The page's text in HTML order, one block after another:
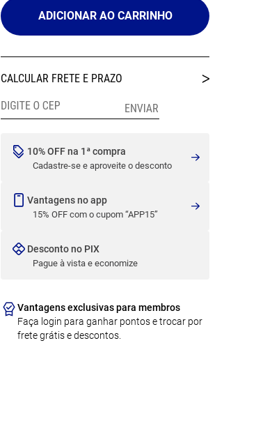
ADICIONAR AO CARRINHO
10% OFF na 1ª compra
Cadastre-se e aproveite o desconto
Vantagens no app
15% OFF com o cupom “APP15”
Desconto no PIX
Pague à vista e economize
Vantagens exclusivas para membros
Faça login para ganhar pontos e trocar por
frete grátis e descontos.